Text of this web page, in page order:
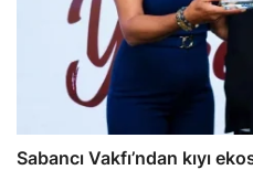
Sabancı Vakfı’ndan kıyı